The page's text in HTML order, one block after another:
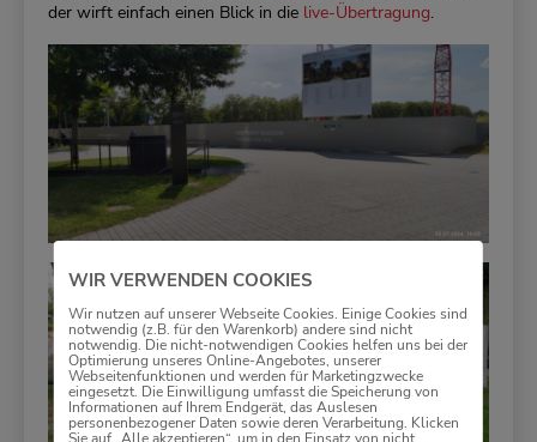
der wirft einfach einen Blick in die live-Übertragung.
WIR VERWENDEN COOKIES
Wir nutzen auf unserer Webseite Cookies. Einige Cookies sind
notwendig (z.B. für den Warenkorb) andere sind nicht
notwendig. Die nicht-notwendigen Cookies helfen uns bei der
Optimierung unseres Online-Angebotes, unserer
Webseitenfunktionen und werden für Marketingzwecke
eingesetzt. Die Einwilligung umfasst die Speicherung von
Informationen auf Ihrem Endgerät, das Auslesen
personenbezogener Daten sowie deren Verarbeitung. Klicken